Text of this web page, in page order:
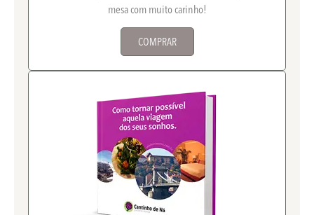
mesa com muito carinho!
COMPRAR